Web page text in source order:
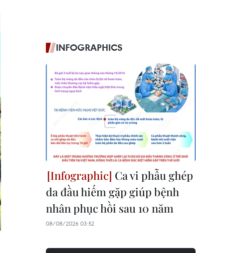
INFOGRAPHICS
Ca vi phẫu ghép
da đầu hiếm gặp giúp bệnh
nhân phục hồi sau 10 năm
08/08/2026 03:52